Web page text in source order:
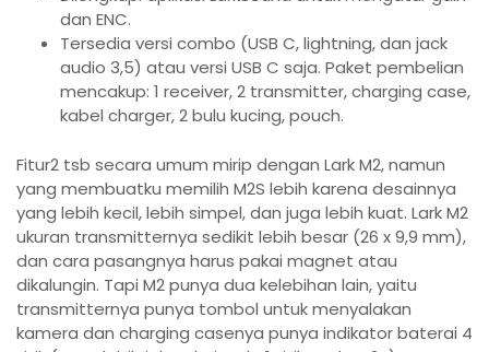
dan ENC.
Tersedia versi combo (USB C, lightning, dan jack
audio 3,5) atau versi USB C saja. Paket pembelian
mencakup: 1 receiver, 2 transmitter, charging case,
kabel charger, 2 bulu kucing, pouch.
Fitur2 tsb secara umum mirip dengan Lark M2, namun
yang membuatku memilih M2S lebih karena desainnya
yang lebih kecil, lebih simpel, dan juga lebih kuat. Lark M2
ukuran transmitternya sedikit lebih besar (26 x 9,9 mm),
dan cara pasangnya harus pakai magnet atau
dikalungin. Tapi M2 punya dua kelebihan lain, yaitu
transmitternya punya tombol untuk menyalakan
kamera dan charging casenya punya indikator baterai 4